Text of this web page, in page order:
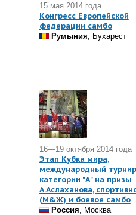
15 мая 2014 года
Конгресс Европейской
федерации самбо
Румыния , Бухарест
16—19 октября 2014 года
Этап Кубка мира,
международный турнир
категории "А" на призы
А.Аслаханова,
(М&Ж) и боевое самбо
Россия , Москва